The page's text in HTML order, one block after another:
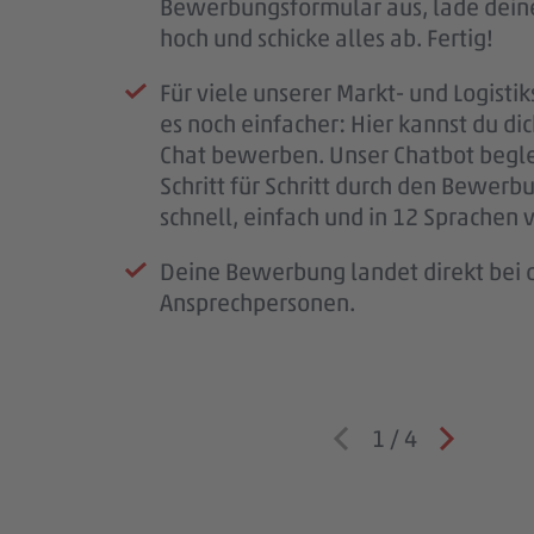
Bewerbungsformular aus, lade
hoch und schicke alles ab. Fertig!
Für viele unserer Markt- und
es noch einfacher: Hier kannst du
Chat bewerben. Unser Chatbot
Schritt für Schritt durch den
schnell, einfach und in 12 Sprachen
Deine Bewerbung landet direkt bei
Ansprechpersonen.
Mail.
melden uns so schnell wie möglich
für deine Geduld – jede Bewerbung
wichtig.
Wenn wir Rückfragen haben,
Kennenlernen ein.
PENNY, deinem möglichen
Team – und wir lernen dich besser
Wenn alles passt, klären wir die
bald im #teampenny willkommen
1 / 4